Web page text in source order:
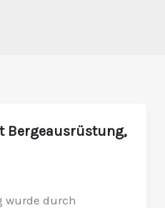
Bergeausrüstung,
wurde durch